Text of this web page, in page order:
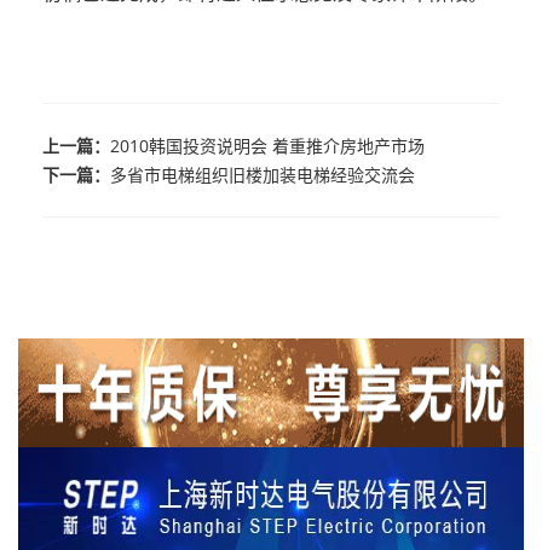
上一篇： 2010韩国投资说明会 着重推介房地产市场
下一篇： 多省市电梯组织旧楼加装电梯经验交流会